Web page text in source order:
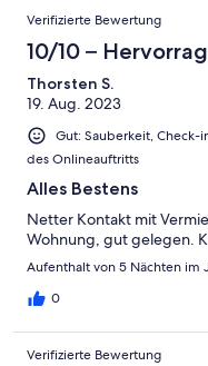
Verifizierte Bewertung
10/10 –
Thorsten S.
19. Aug. 2023
Gut: Sauberkeit, Check-
des Onlineauftritts
Alles Bestens
Netter Kontakt mit
Wohnung, gut gelegen.
Aufenthalt von 5 Nächten im
0
Verifizierte Bewertung